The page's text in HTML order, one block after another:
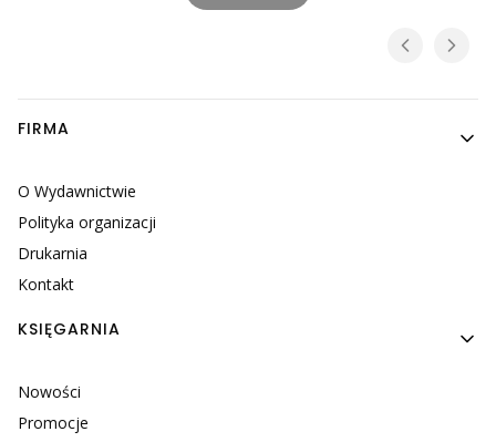
Linki w stopce
FIRMA
O Wydawnictwie
Polityka organizacji
Drukarnia
Kontakt
KSIĘGARNIA
Nowości
Promocje